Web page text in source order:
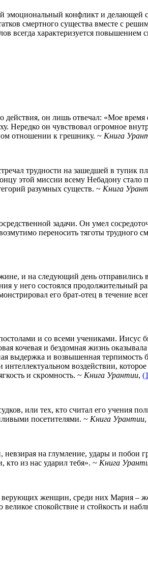
конфликт и делающей
смертного существа вместе с
характеризуется повышением
действия, он лишь отвечал: «Мое
Нередко он чувствовал огромное
отношении к грешнику. ~ Книга
трудности на зашедшей в тупик
этой миссии всему Небадону стало
разумных существ. ~ Книга
задачи. Он умел
переносить тяготы трудного
и на следующий день отправились в
у него состоялся продолжительный
его брат-отец в течение
и со всеми учениками. Иисус
кочевая и бездомная жизнь
выдержка и возвышенная терпимость
воздействии,
и скромность. ~ Книга Урантии,
или тех, кто считал его учения
посетителями. ~ Книга Урантии,
на глумление, удары и побои
кто из нас ударил тебя». ~ Книга
женщин, среди них Мария –
спокойствие и стойкость и